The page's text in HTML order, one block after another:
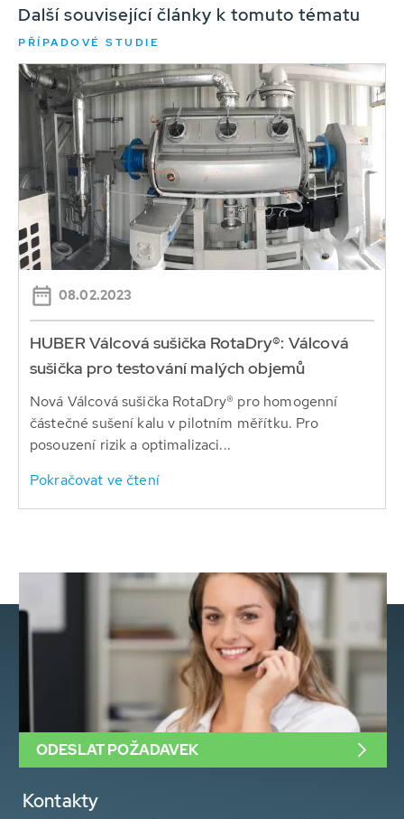
Další související články k tomuto tématu
PŘÍPADOVÉ STUDIE
08.02.2023
HUBER Válcová sušička RotaDry®: Válcová
sušička pro testování malých objemů
Nová Válcová sušička RotaDry® pro homogenní
částečné sušení kalu v pilotním měřítku. Pro
posouzení rizik a optimalizaci...
Pokračovat ve čtení
Kontakty
ODESLAT POŽADAVEK